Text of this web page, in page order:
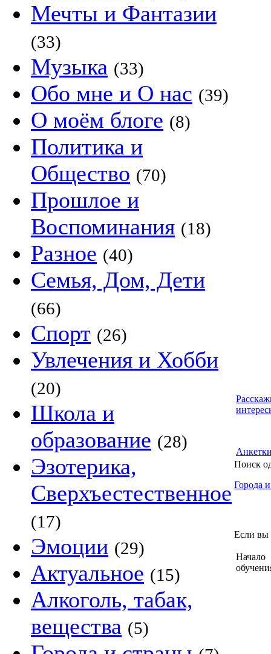
Мечты и Фантазии
(33)
Музыка (33)
Обо мне и О нас (39)
О моём блоге (8)
Политика и
Общество (70)
Прошлое и
Воспоминания (18)
Разное (40)
Семья, Дом, Дети
(66)
Спорт (26)
Увлечения и Хобби
(20)
Школа и
образование (28)
Эзотерика,
Сверхъестественное
(17)
Эмоции (29)
Актуальное (15)
Алкоголь, табак,
вещества (5)
Поиск
Города
Если вы
Начало